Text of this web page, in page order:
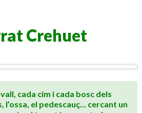
Crehuet
cada cim i cada bosc dels
l’ossa, el pedescauç… cercant un